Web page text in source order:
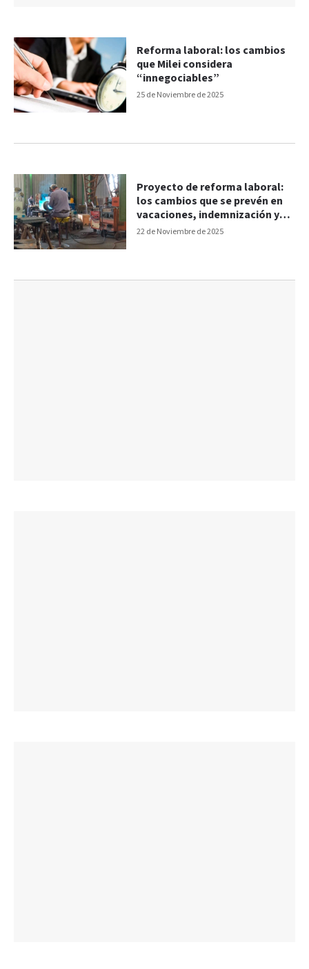
25 de Noviembre de 2025
Reforma laboral: los cambios
que Milei considera
“innegociables”
22 de Noviembre de 2025
Proyecto de reforma laboral:
los cambios que se prevén en
vacaciones, indemnización y
licencias por enfermedad